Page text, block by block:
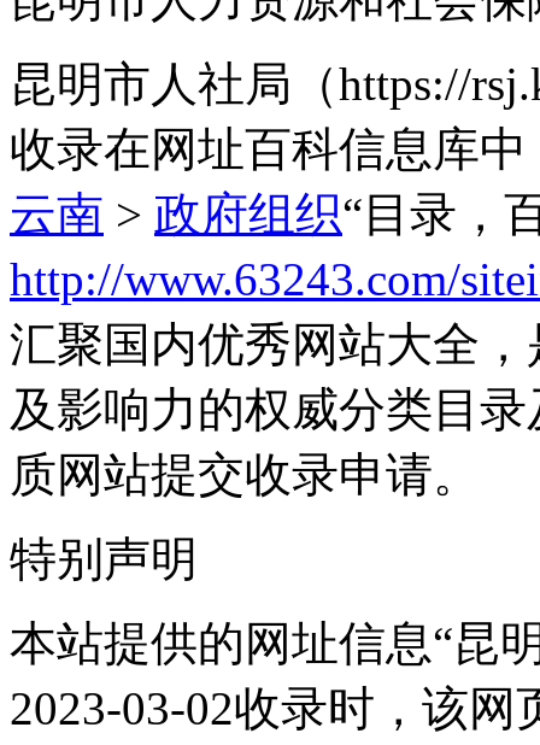
昆明市人社局（https://
收录在网址百科信息库
云南 > 政府组织“目录，
http://www.63243.com/
汇聚国内优秀网站大全
及影响力的权威分类目
质网站提交收录申请。
特别声明
本站提供的网址信息“昆
2023-03-02收录时，该